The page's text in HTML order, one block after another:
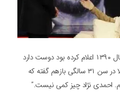
سیلویا والریا دختر ایتالیایی در سال ١٣٩٠ اعلام کرده بود دوست دارد
با احمدی نژاد ازدواج کند. او حالا در سن ۳۱ سالگی بازهم گفته که
احمدی نژاد چیز کمی نیست.”